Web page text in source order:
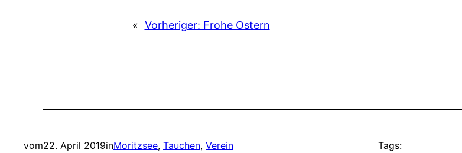
« Vorheriger: Frohe Ostern
vom22. April 2019inMoritzsee, Tauchen, Verein Tags: